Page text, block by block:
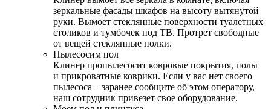
зеркальные фасады шкафов на высоту вытянутой
руки. Вымоет стеклянные поверхности туалетных
столиков и тумбочек под ТВ. Протрет свободные
от вещей стеклянные полки.
Пылесосим пол
Клинер пропылесосит ковровые покрытия, полы
и прикроватные коврики. Если у вас нет своего
пылесоса – заранее сообщите об этом оператору,
наш сотрудник привезет свое оборудование.